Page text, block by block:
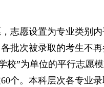
愿设置为专业类别内
批次被录取的考生不
校”为单位的平行志愿
个。本科层次各专业